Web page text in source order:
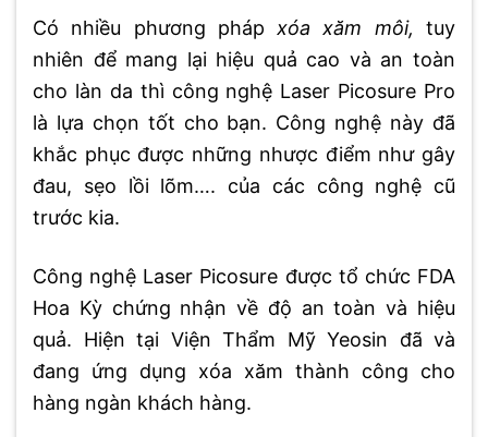
Có nhiều phương phápxóa xăm môi, tuy
nhiên để mang lại hiệu quả cao và an toàn
cho làn da thì công nghệ Laser Picosure Pro
là lựa chọn tốt cho bạn. Công nghệ này đã
khắc phục được những nhược điểm như gây
đau, sẹo lồi lõm…. của các công nghệ cũ
trước kia.
Công nghệ Laser Picosure được tổ chức FDA
Hoa Kỳ chứng nhận về độ an toàn và hiệu
quả. Hiện tại Viện Thẩm Mỹ Yeosin đã và
đang ứng dụng xóa xăm thành công cho
hàng ngàn khách hàng.